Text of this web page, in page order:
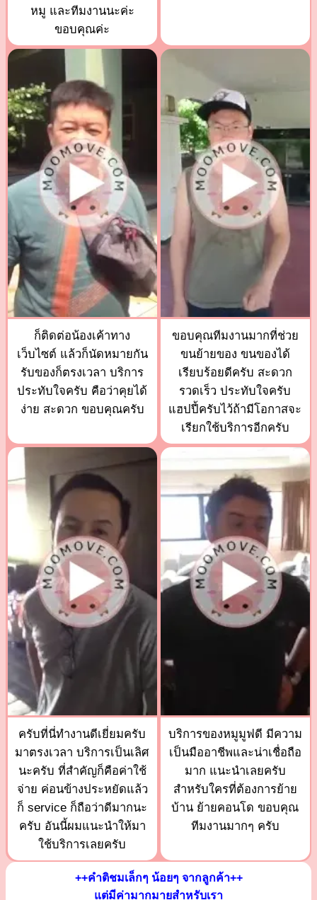
หมู และทีมงานนะค่ะ
ขอบคุณค่ะ
ก็ติดต่อน้องเค้าทาง
เว็บไซต์ แล้วก็นัดหมายกัน
รับของก็ตรงเวลา บริการ
ประทับใจครับ คือว่าคุยได้
ง่าย สะดวก ขอบคุณครับ
ขอบคุณทีมงานมากที่ช่วย
ขนย้ายของ ขนของได้
เรียบร้อยดีครับ สะดวก
รวดเร็ว ประทับใจครับ
แฮปปี้ครับไว้ถ้ามีโอกาสจะ
เรียกใช้บริการอีกครับ
ครับที่นี่ทำงานดีเยี่ยมครับ
มาตรงเวลา บริการเป็นเลิศ
นะครับ ที่สำคัญก็คือค่าใช้
จ่าย ค่อนข้างประหยัดแล้ว
ก็ service ก็ถือว่าดีมากนะ
ครับ อันนี้ผมแนะนำให้มา
ใช้บริการเลยครับ
บริการของหมูมูฟดี มีความ
เป็นมืออาชีพและน่าเชื่อถือ
มาก แนะนำเลยครับ
สำหรับใครที่ต้องการย้าย
บ้าน ย้ายคอนโด ขอบคุณ
ทีมงานมากๆ ครับ
++คำติชมเล็กๆ น้อยๆ จากลูกค้า++
แต่มีค่ามากมายสำหรับเรา